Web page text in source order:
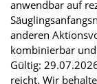
anwendbar auf
anderen
kombinierbar
Gültig:
reicht. Wir